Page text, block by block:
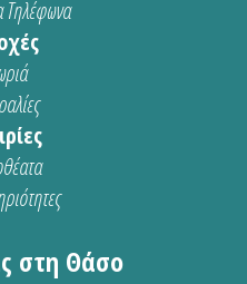
Τηλέφωνα
στη Θάσο